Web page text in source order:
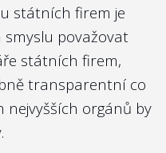
státních firem je
smyslu považovat
státních firem,
transparentní co
nejvyšších orgánů by